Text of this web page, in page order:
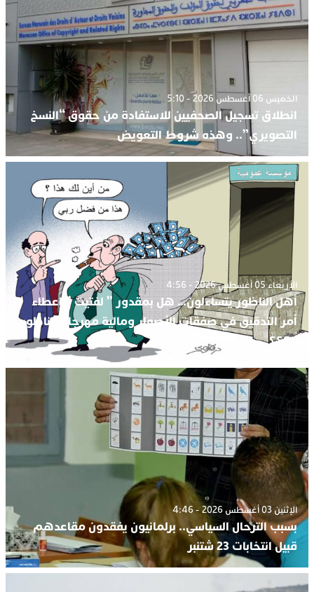
الخميس 06 أغسطس 2026 - 5:10
انطلاق تسجيل الصحفيين للاستفادة من حقوق “النسخ
التصويري”.. وهذه شروط التعويض
الأربعاء 05 أغسطس 2026 - 4:56
أهل الناظور يتساءلون… هل بمقدور ” لفتيت ” إعطاء
أمر التدقيق في صفقات الأصوار ومالية مهرجان الناظور
..؟؟؟.
الإثنين 03 أغسطس 2026 - 4:46
بسبب الترحال السياسي.. برلمانيون يفقدون مقاعدهم
قبيل انتخابات 23 شتنبر